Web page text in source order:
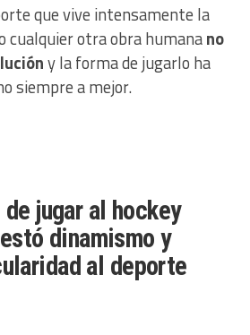
que vive intensamente la
cualquier otra obra humanano
y la forma de jugarlo ha
siempre a mejor.
de jugar al hockey
dinamismo y
al deporte